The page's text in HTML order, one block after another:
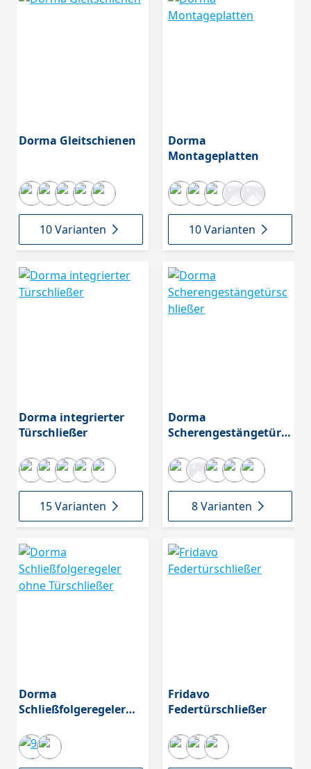
Dorma Gleitschienen
10 Varianten
Dorma
Montageplatten
10 Varianten
Dorma integrierter
Türschließer
15 Varianten
Dorma
Scherengestängetürsc
8 Varianten
Dorma
Schließfolgeregeler
Fridavo
Federtürschließer